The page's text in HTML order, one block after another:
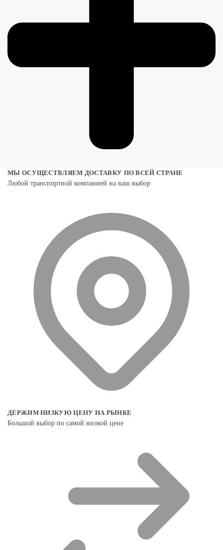
МЫ ОСУЩЕСТВЛЯЕМ ДОСТАВКУ ПО ВСЕЙ СТРАНЕ
Любой транспортной компанией на ваш выбор
ДЕРЖИМ НИЗКУЮ ЦЕНУ НА РЫНКЕ
Большой выбор по самой низкой цене